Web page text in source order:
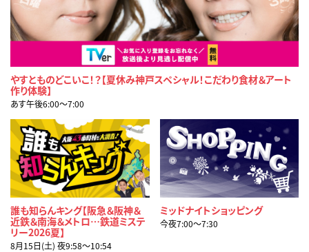
やすとものどこいこ！？【夏休み神戸スペシャル！こだわり食材＆アート
作り体験】
あす午後6:00〜7:00
誰も知らんキング【阪急＆阪神＆
近鉄＆南海＆メトロ…鉄道ミステ
リー2026夏】
8月15日(土) 夜9:58〜10:54
ミッドナイトショッピング
今夜7:00〜7:30